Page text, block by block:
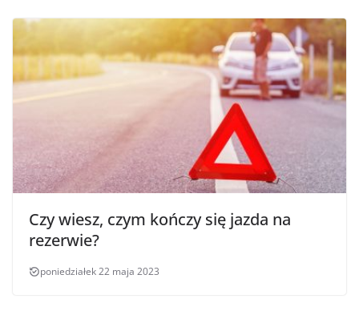
Czy wiesz, czym kończy się jazda na
rezerwie?
poniedziałek 22 maja 2023